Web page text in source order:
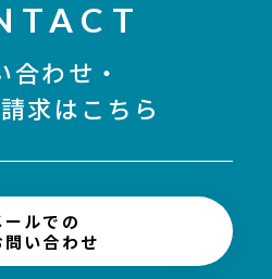
合わせ・
求はこちら
ールでの
問い合わせ